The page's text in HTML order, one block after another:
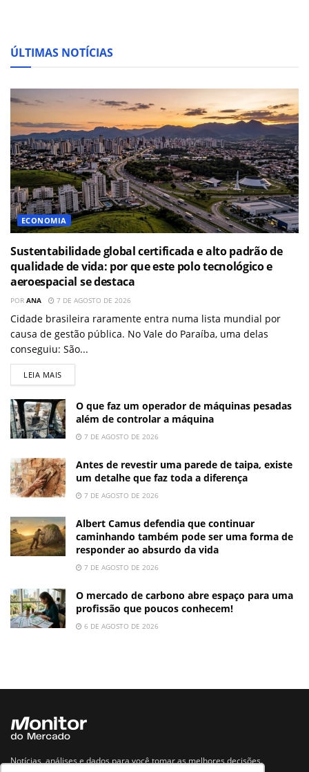
ÚLTIMAS NOTÍCIAS
ECONOMIA
Sustentabilidade global certificada e alto padrão de
qualidade de vida: por que este polo tecnológico e
aeroespacial se destaca
POR ANA 7 DE AGOSTO DE 2026
Cidade brasileira raramente entra numa lista mundial por
causa de gestão pública. No Vale do Paraíba, uma delas
conseguiu: São...
LEIA MAIS
O que faz um operador de máquinas pesadas
além de controlar a máquina
7 DE AGOSTO DE 2026
Antes de revestir uma parede de taipa, existe
um detalhe que faz toda a diferença
7 DE AGOSTO DE 2026
Albert Camus defendia que continuar
caminhando também pode ser uma forma de
responder ao absurdo da vida
7 DE AGOSTO DE 2026
O mercado de carbono abre espaço para uma
profissão que poucos conhecem!
6 DE AGOSTO DE 2026
Notícias, análises e dados para você tomar as melhores decisões.